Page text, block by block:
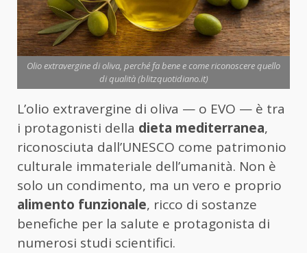
Olio extravergine di oliva, perché fa bene e come riconoscere quello
di qualità (blitzquotidiano.it)
L’olio extravergine di oliva — o EVO — è tra
i protagonisti della dieta mediterranea,
riconosciuta dall’UNESCO come patrimonio
culturale immateriale dell’umanità. Non è
solo un condimento, ma un vero e proprio
alimento funzionale, ricco di sostanze
benefiche per la salute e protagonista di
numerosi studi scientifici.